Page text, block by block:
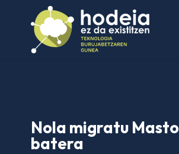
Nola migratu
batera